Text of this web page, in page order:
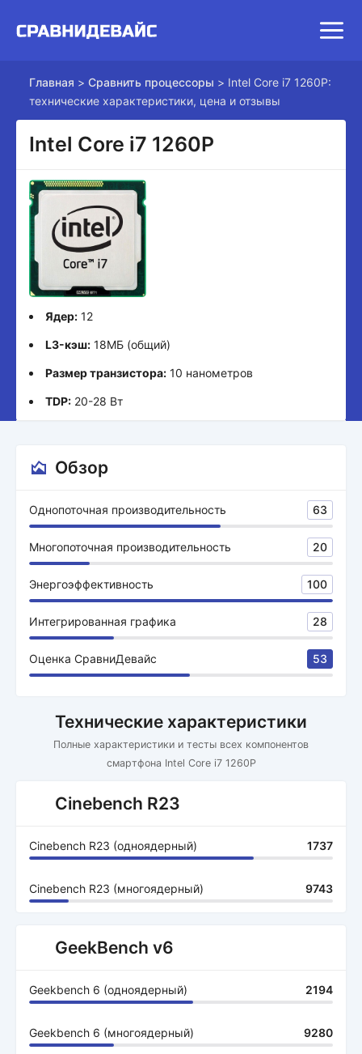
Главная > Сравнить процессоры > Intel Core i7 1260P:
технические характеристики, цена и отзывы
Intel Core i7 1260P
Ядер: 12
L3-кэш: 18МБ (общий)
Размер транзистора: 10 нанометров
TDP: 20-28 Вт
Обзор
Однопоточная производительность 63
Многопоточная производительность 20
Энергоэффективность 100
Интегрированная графика 28
Оценка СравниДевайс 53
Технические характеристики
Полные характеристики и тесты всех компонентов
смартфона Intel Core i7 1260P
Cinebench R23
Cinebench R23 (одноядерный) 1737
Cinebench R23 (многоядерный) 9743
GeekBench v6
Geekbench 6 (одноядерный) 2194
Geekbench 6 (многоядерный) 9280